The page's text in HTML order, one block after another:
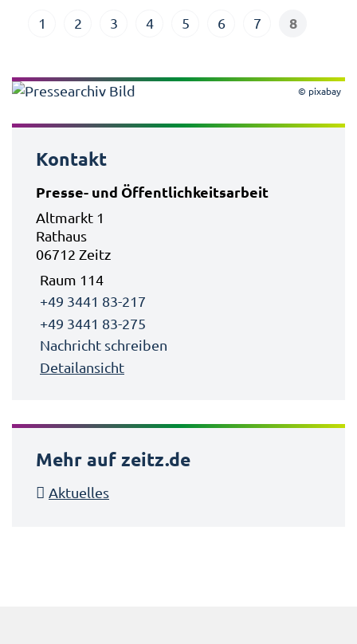
1 2 3 4 5 6 7 8
© pixabay
Kontakt
Presse- und Öffentlichkeitsarbeit
Altmarkt 1
Rathaus
06712 Zeitz
Raum 114
+49 3441 83-217
+49 3441 83-275
Nachricht schreiben
Detailansicht
Mehr auf zeitz.de
Aktuelles